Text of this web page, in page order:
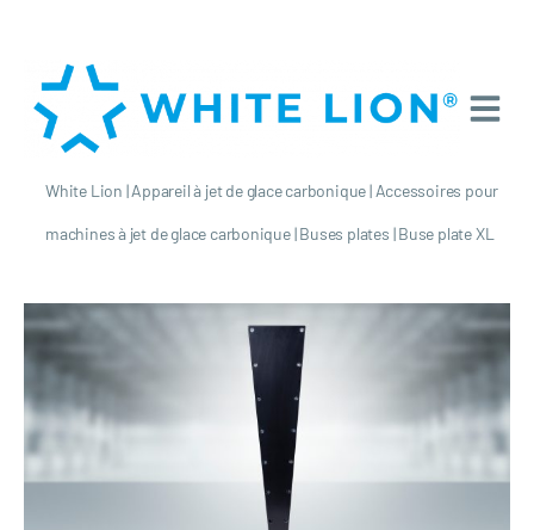
White Lion |Appareil à jet de glace carbonique| Accessoires pour
machines à jet de glace carbonique|Buses plates |Buse plate XL